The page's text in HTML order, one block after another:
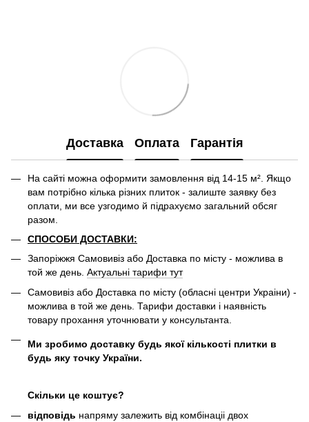
Доставка Оплата Гарантія
На сайті можна оформити замовлення від 14-15 м². Якщо
вам потрібно кілька різних плиток - залиште заявку без
оплати, ми все узгодимо й підрахуємо загальний обсяг
разом.
СПОСОБИ ДОСТАВКИ:
Запоріжжя Самовивіз або Доставка по місту - можлива в
той же день. Актуальні тарифи тут
Самовивіз або Доставка по місту (обласні центри Украіни) -
можлива в той же день. Тарифи доставки і наявність
товару прохання уточнювати у консультанта.
Ми зробимо доставку будь якої кількості плитки в
будь яку точку України.
Скільки це коштує?
відповідь напряму залежить від комбінаціі двох